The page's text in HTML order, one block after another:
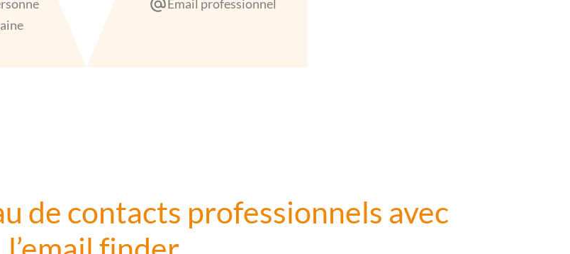
Email professionnel
de contacts professionnels avec